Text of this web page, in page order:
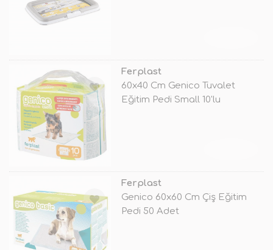
Ferplast
60x40 Cm Genico Tuvalet
Eğitim Pedi Small 10'lu
Ferplast
Genico 60x60 Cm Çiş Eğitim
Pedi 50 Adet